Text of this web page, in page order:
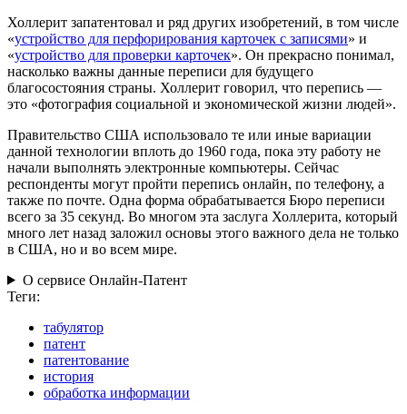
Холлерит запатентовал и ряд других изобретений, в том числе
«устройство для перфорирования карточек с записями» и
«устройство для проверки карточек». Он прекрасно понимал,
насколько важны данные переписи для будущего
благосостояния страны. Холлерит говорил, что перепись —
это «фотография социальной и экономической жизни людей».
Правительство США использовало те или иные вариации
данной технологии вплоть до 1960 года, пока эту работу не
начали выполнять электронные компьютеры. Сейчас
респонденты могут пройти перепись онлайн, по телефону, а
также по почте. Одна форма обрабатывается Бюро переписи
всего за 35 секунд. Во многом эта заслуга Холлерита, который
много лет назад заложил основы этого важного дела не только
в США, но и во всем мире.
О сервисе Онлайн-Патент
Теги:
табулятор
патент
патентование
история
обработка информации